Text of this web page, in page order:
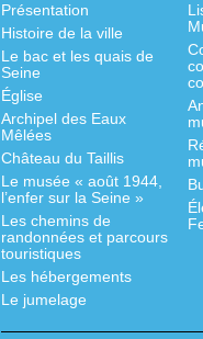
Présentation
Histoire de la ville
Le bac et les quais de
Seine
Église
Archipel des Eaux
Mêlées
Château du Taillis
Le musée « août 1944,
l’enfer sur la Seine »
Les chemins de
randonnées et parcours
touristiques
Les hébergements
Le jumelage